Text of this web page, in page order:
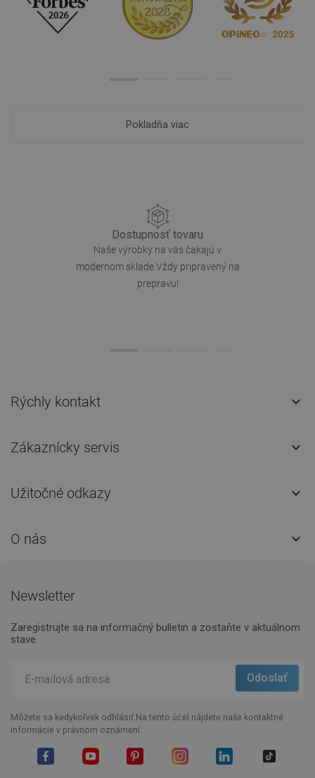
Pokladňa viac
Dostupnosť tovaru
Naše výrobky na vás čakajú v
modernom sklade.Vždy pripravený na
prepravu!
Rýchly kontakt 
Zákaznícky servis 
Užitočné odkazy 
O nás 
Newsletter
Zaregistrujte sa na informačný bulletin a zostaňte v aktuálnom
stave.
Môžete sa kedykoľvek odhlásiť.Na tento účel nájdete naše kontaktné
informácie v právnom oznámení.